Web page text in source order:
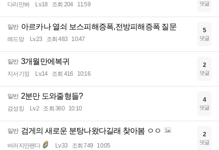
다리만봐 Lv.18 조회 204 11:59 댓글
일반 아르카나 열쇠 보스피해증폭,전방피해증폭 질문
레드망 Lv.23 조회 483 10:47
5
댓글
일반 3개월만에복귀
지서기낑 Lv.14 조회 416 10:16
2
댓글
일반 2분만 도와줄형들?
검성킹 Lv.2 조회 360 10:10
4
댓글
일반 검게의 새로운 분탕나왔다길래 찾아봄 ㅇㅇ
버러지만팬다 Lv.33 조회 749 10:05
2
댓글